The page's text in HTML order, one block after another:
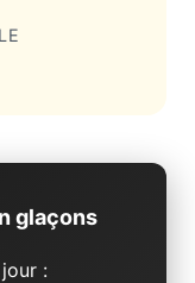
glaçons
: